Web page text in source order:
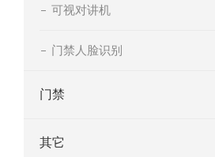
可视对讲机
门禁人脸识别
门禁
其它